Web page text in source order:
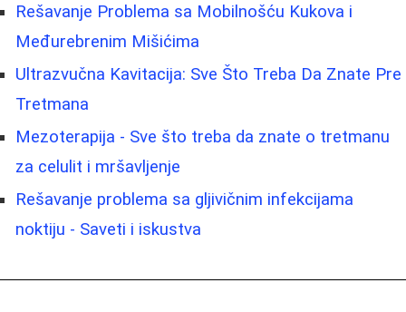
Rešavanje Problema sa Mobilnošću Kukova i
Međurebrenim Mišićima
Ultrazvučna Kavitacija: Sve Što Treba Da Znate Pre
Tretmana
Mezoterapija - Sve što treba da znate o tretmanu
za celulit i mršavljenje
Rešavanje problema sa gljivičnim infekcijama
noktiju - Saveti i iskustva